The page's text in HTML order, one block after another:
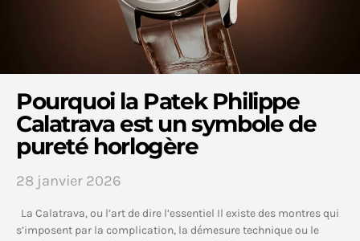
Pourquoi la Patek Philippe
Calatrava est un symbole de
pureté horlogère
28 janvier 2026
La Calatrava, ou l’art de dire l’essentiel Il existe des montres qui
s’imposent par la complication, la démesure technique ou le